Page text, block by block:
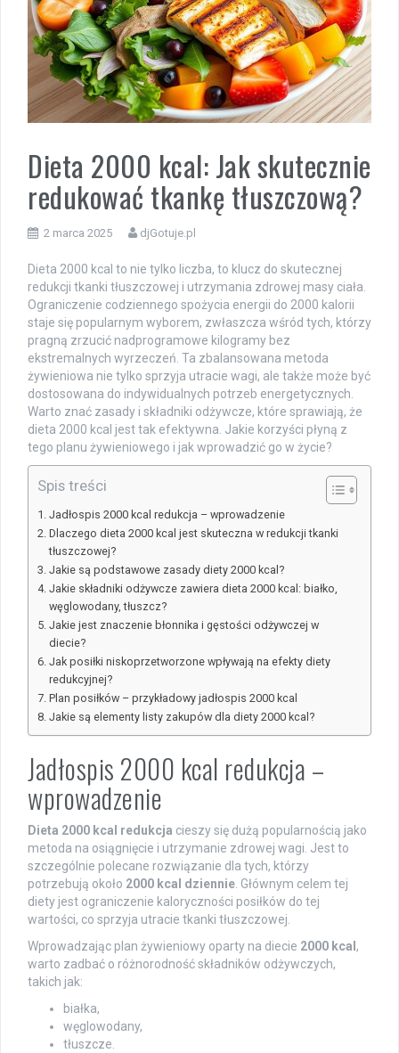
Dieta 2000 kcal: Jak skutecznie
redukować tkankę tłuszczową?
2 marca 2025 djGotuje.pl
Dieta 2000 kcal to nie tylko liczba, to klucz do skutecznej
redukcji tkanki tłuszczowej i utrzymania zdrowej masy ciała.
Ograniczenie codziennego spożycia energii do 2000 kalorii
staje się popularnym wyborem, zwłaszcza wśród tych, którzy
pragną zrzucić nadprogramowe kilogramy bez
ekstremalnych wyrzeczeń. Ta zbalansowana metoda
żywieniowa nie tylko sprzyja utracie wagi, ale także może być
dostosowana do indywidualnych potrzeb energetycznych.
Warto znać zasady i składniki odżywcze, które sprawiają, że
dieta 2000 kcal jest tak efektywna. Jakie korzyści płyną z
tego planu żywieniowego i jak wprowadzić go w życie?
Spis treści
Jadłospis 2000 kcal redukcja – wprowadzenie
Dlaczego dieta 2000 kcal jest skuteczna w redukcji tkanki
tłuszczowej?
Jakie są podstawowe zasady diety 2000 kcal?
Jakie składniki odżywcze zawiera dieta 2000 kcal: białko,
węglowodany, tłuszcz?
Jakie jest znaczenie błonnika i gęstości odżywczej w
diecie?
Jak posiłki niskoprzetworzone wpływają na efekty diety
redukcyjnej?
Plan posiłków – przykładowy jadłospis 2000 kcal
Jakie są elementy listy zakupów dla diety 2000 kcal?
Jadłospis 2000 kcal redukcja –
wprowadzenie
Dieta 2000 kcal redukcja cieszy się dużą popularnością jako
metoda na osiągnięcie i utrzymanie zdrowej wagi. Jest to
szczególnie polecane rozwiązanie dla tych, którzy
potrzebują około 2000 kcal dziennie . Głównym celem tej
diety jest ograniczenie kaloryczności posiłków do tej
wartości, co sprzyja utracie tkanki tłuszczowej.
Wprowadzając plan żywieniowy oparty na diecie 2000 kcal ,
warto zadbać o różnorodność składników odżywczych,
takich jak:
białka,
węglowodany,
tłuszcze.